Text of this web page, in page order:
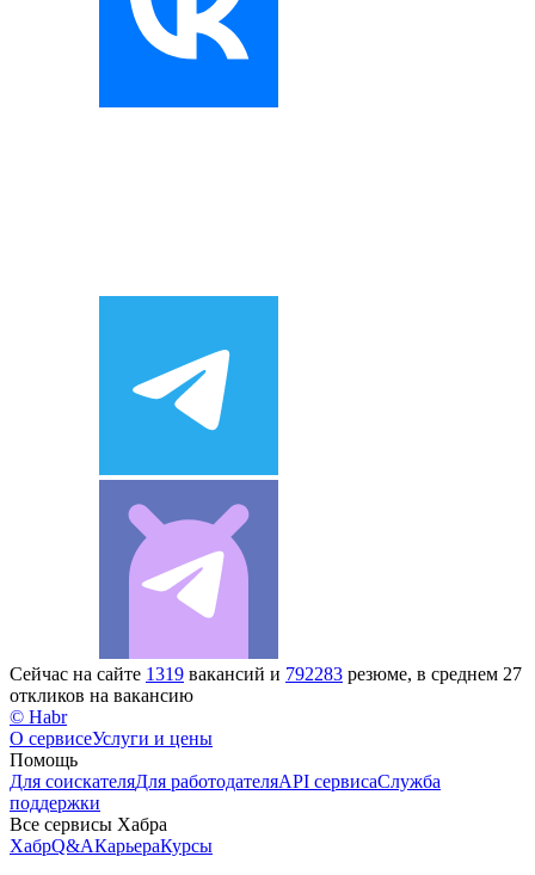
Сейчас на сайте 1319 вакансий и 792283 резюме, в среднем 27
откликов на вакансию
© Habr
О сервисеУслуги и цены
Помощь
Для соискателяДля работодателяAPI сервисаСлужба
поддержки
Все сервисы Хабра
ХабрQ&AКарьераКурсы